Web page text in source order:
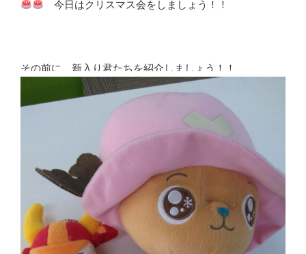
今日はクリスマス会をしましょう！！
その前に、新入り君たちを紹介しましょう！！